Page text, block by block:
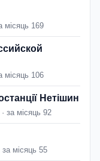
місяць 169
місяць 106
Нетішин
за місяць 92
за місяць 55